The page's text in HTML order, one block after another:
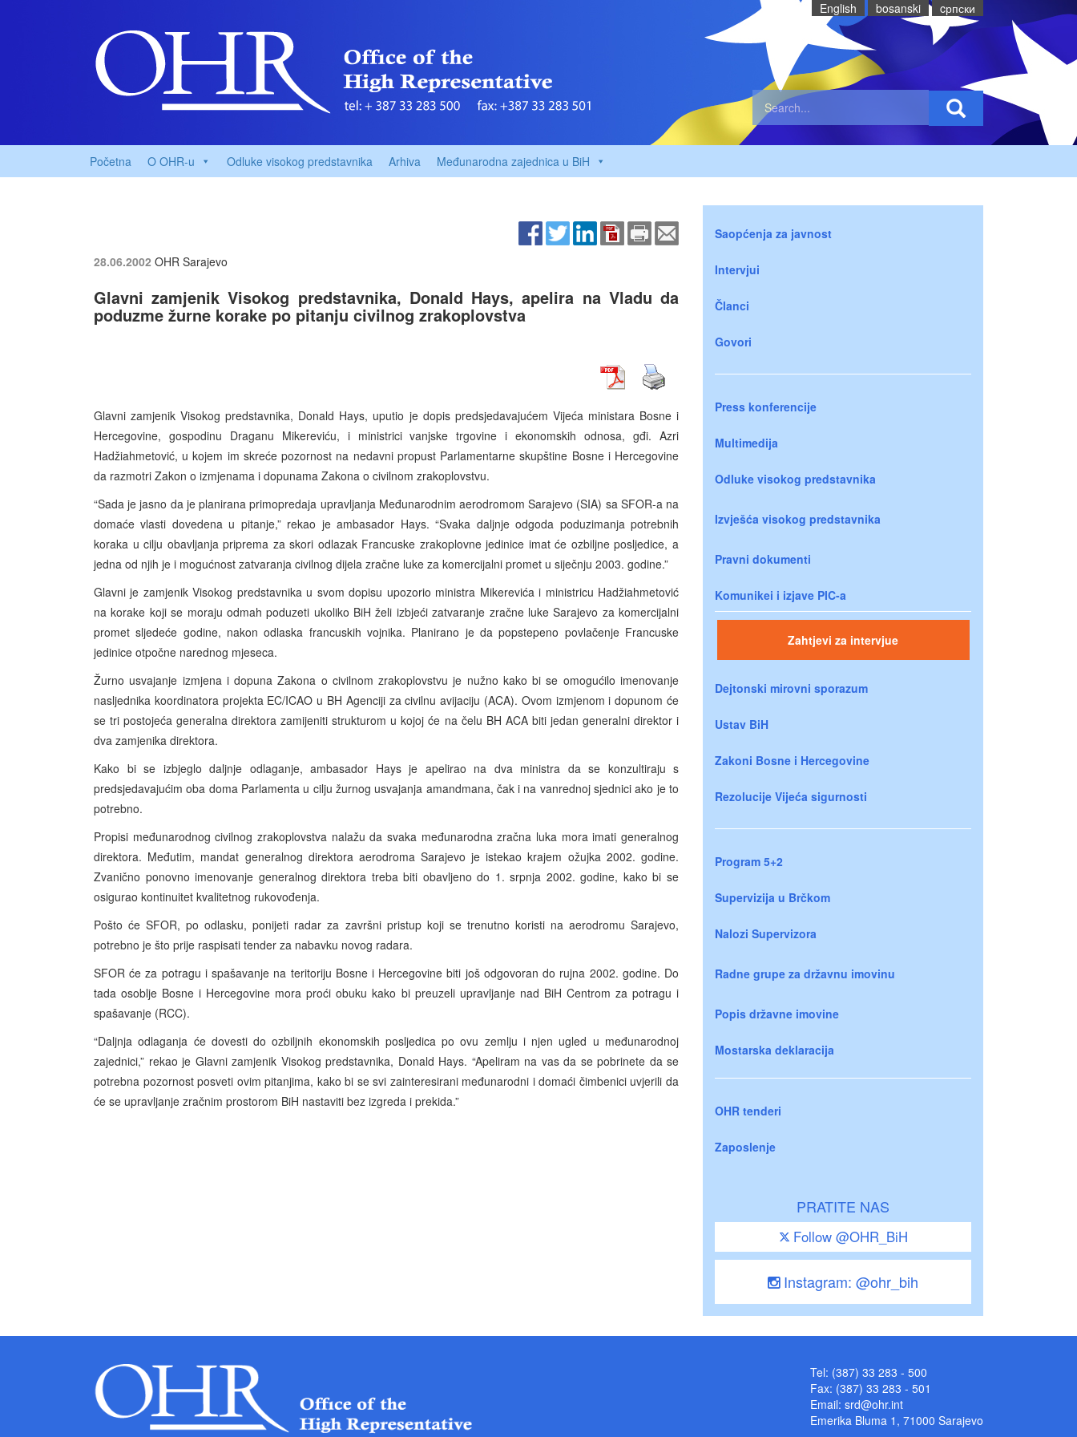
English bosanski cрпски
Početna O OHR-u Odluke visokog predstavnika Arhiva Međunarodna zajednica u BiH
28.06.2002 OHR Sarajevo
Glavni zamjenik Visokog predstavnika, Donald Hays, apelira na Vladu da
poduzme žurne korake po pitanju civilnog zrakoplovstva
Glavni zamjenik Visokog predstavnika, Donald Hays, uputio je dopis predsjedavajućem Vijeća ministara Bosne i
Hercegovine, gospodinu Draganu Mikereviću, i ministrici vanjske trgovine i ekonomskih odnosa, gđi. Azri
Hadžiahmetović, u kojem im skreće pozornost na nedavni propust Parlamentarne skupštine Bosne i Hercegovine
da razmotri Zakon o izmjenama i dopunama Zakona o civilnom zrakoplovstvu.
“Sada je jasno da je planirana primopredaja upravljanja Međunarodnim aerodromom Sarajevo (SIA) sa SFOR-a na
domaće vlasti dovedena u pitanje,” rekao je ambasador Hays. “Svaka daljnje odgoda poduzimanja potrebnih
koraka u cilju obavljanja priprema za skori odlazak Francuske zrakoplovne jedinice imat će ozbiljne posljedice, a
jedna od njih je i mogućnost zatvaranja civilnog dijela zračne luke za komercijalni promet u siječnju 2003. godine.”
Glavni je zamjenik Visokog predstavnika u svom dopisu upozorio ministra Mikerevića i ministricu Hadžiahmetović
na korake koji se moraju odmah poduzeti ukoliko BiH želi izbjeći zatvaranje zračne luke Sarajevo za komercijalni
promet sljedeće godine, nakon odlaska francuskih vojnika. Planirano je da popstepeno povlačenje Francuske
jedinice otpočne narednog mjeseca.
Žurno usvajanje izmjena i dopuna Zakona o civilnom zrakoplovstvu je nužno kako bi se omogućilo imenovanje
nasljednika koordinatora projekta EC/ICAO u BH Agenciji za civilnu avijaciju (ACA). Ovom izmjenom i dopunom će
se tri postojeća generalna direktora zamijeniti strukturom u kojoj će na čelu BH ACA biti jedan generalni direktor i
dva zamjenika direktora.
Kako bi se izbjeglo daljnje odlaganje, ambasador Hays je apelirao na dva ministra da se konzultiraju s
predsjedavajućim oba doma Parlamenta u cilju žurnog usvajanja amandmana, čak i na vanrednoj sjednici ako je to
potrebno.
Propisi međunarodnog civilnog zrakoplovstva nalažu da svaka međunarodna zračna luka mora imati generalnog
direktora. Međutim, mandat generalnog direktora aerodroma Sarajevo je istekao krajem ožujka 2002. godine.
Zvanično ponovno imenovanje generalnog direktora treba biti obavljeno do 1. srpnja 2002. godine, kako bi se
osigurao kontinuitet kvalitetnog rukovođenja.
Pošto će SFOR, po odlasku, ponijeti radar za završni pristup koji se trenutno koristi na aerodromu Sarajevo,
potrebno je što prije raspisati tender za nabavku novog radara.
SFOR će za potragu i spašavanje na teritoriju Bosne i Hercegovine biti još odgovoran do rujna 2002. godine. Do
tada osoblje Bosne i Hercegovine mora proći obuku kako bi preuzeli upravljanje nad BiH Centrom za potragu i
spašavanje (RCC).
“Daljnja odlaganja će dovesti do ozbiljnih ekonomskih posljedica po ovu zemlju i njen ugled u međunarodnoj
zajednici,” rekao je Glavni zamjenik Visokog predstavnika, Donald Hays. “Apeliram na vas da se pobrinete da se
potrebna pozornost posveti ovim pitanjima, kako bi se svi zainteresirani međunarodni i domaći čimbenici uvjerili da
će se upravljanje zračnim prostorom BiH nastaviti bez izgreda i prekida.”
Saopćenja za javnost
Intervjui
Članci
Govori
Press konferencije
Multimedija
Odluke visokog predstavnika
Izvješća visokog predstavnika
Pravni dokumenti
Komunikei i izjave PIC-a
Zahtjevi za intervjue
Dejtonski mirovni sporazum
Ustav BiH
Zakoni Bosne i Hercegovine
Rezolucije Vijeća sigurnosti
Program 5+2
Supervizija u Brčkom
Nalozi Supervizora
Radne grupe za državnu imovinu
Popis državne imovine
Mostarska deklaracija
OHR tenderi
Zaposlenje
PRATITE NAS
Follow @OHR_BiH
Instagram: @ohr_bih
Tel: (387) 33 283 - 500
Fax: (387) 33 283 - 501
Email: srd@ohr.int
Emerika Bluma 1, 71000 Sarajevo